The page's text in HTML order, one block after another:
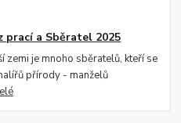
prací a Sběratel 2025
zemi je mnoho sběratelů, kteří se
přírody - manželů